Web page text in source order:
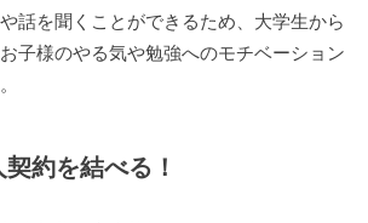
話を聞くことができるため、大学生から
子様のやる気や勉強へのモチベーション
約を結べる！